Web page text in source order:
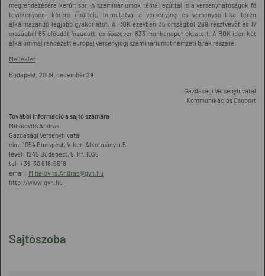
Sajtószoba
megrendezésére került sor. A szemináriumok témái ezúttal is a versenyhatóságok fő
tevékenységi körére épültek, bemutatva a versenyjog és versenypolitika terén
alkalmazandó legjobb gyakorlatot. A ROK ezévben 35 országból 269 résztvevőt és 17
országból 65 előadót fogadott, és összesen 833 munkanapot oktatott. A ROK idén két
alkalommal rendezett európai versenyjogi szemináriumot nemzeti bírák részére.
Melléklet
Budapest, 2009. december 29.
Gazdasági Versenyhivatal
Kommunikációs Csoport
További információ a sajtó számára:
Mihálovits András
Gazdasági Versenyhivatal
cím: 1054 Budapest, V. ker. Alkotmány u.5.
levél: 1245 Budapest, 5. Pf. 1036
tel: +36-30 618-6618
email: Mihalovits.Andras@gvh.hu
http://www.gvh.hu